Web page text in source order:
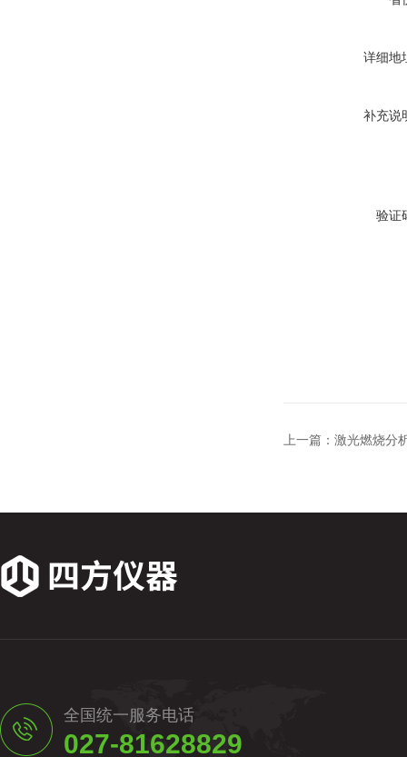
详细地
补充说
验证
上一篇： 激光燃烧分
全国统一服务电话
027-81628829